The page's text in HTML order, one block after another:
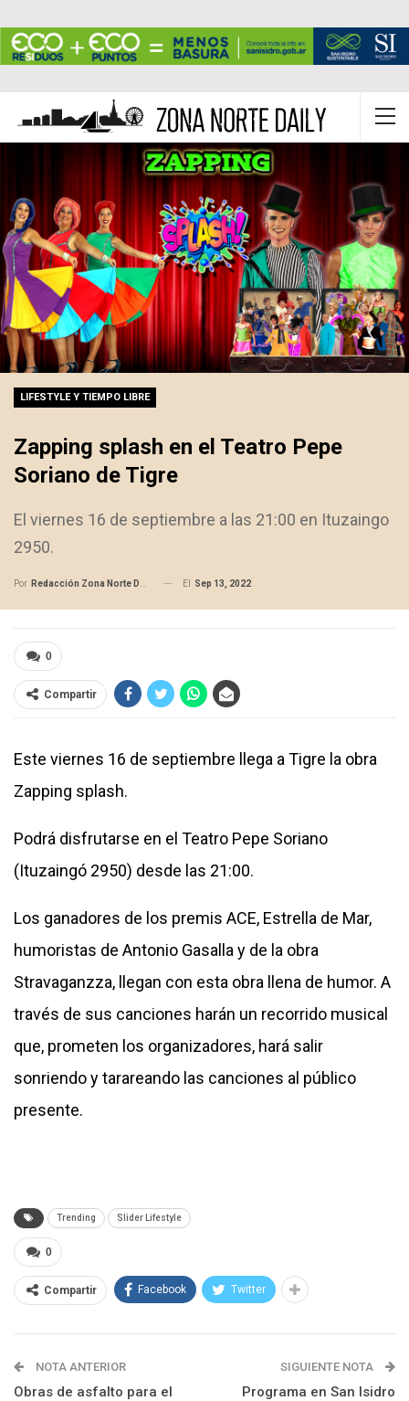
LIFESTYLE Y TIEMPO LIBRE
Zapping splash en el Teatro Pepe
Soriano de Tigre
El viernes 16 de septiembre a las 21:00 en Ituzaingo
2950.
Por Redacción Zona Norte Daily El Sep 13, 2022
0
Compartir
Este viernes 16 de septiembre llega a Tigre la obra
Zapping splash.
Podrá disfrutarse en el Teatro Pepe Soriano
(Ituzaingó 2950) desde las 21:00.
Los ganadores de los premis ACE, Estrella de Mar,
humoristas de Antonio Gasalla y de la obra
Stravaganzza, llegan con esta obra llena de humor. A
través de sus canciones harán un recorrido musical
que, prometen los organizadores, hará salir
sonriendo y tarareando las canciones al público
presente.
Trending Slider Lifestyle
0
Compartir Facebook Twitter
NOTA ANTERIOR
Obras de asfalto para el
SIGUIENTE NOTA
Programa en San Isidro